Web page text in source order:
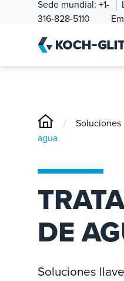
Sede mundial: +1-
316-828-5110
/ Soluciones
agua
DE
Soluciones